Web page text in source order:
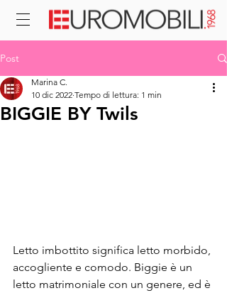
Post
BIGGIE BY Twils
Marina C.
10 dic 2022 Tempo di lettura: 1 min
Letto imbottito significa letto morbido,
accogliente e comodo. Biggie è un
letto matrimoniale con un genere, ed è